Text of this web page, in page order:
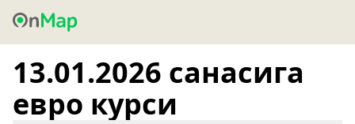
13.01.2026 санасига
евро курси